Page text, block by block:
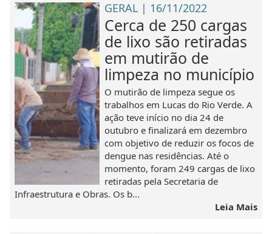
GERAL | 16/11/2022
Cerca de 250 cargas
de lixo são retiradas
em mutirão de
limpeza no município
O mutirão de limpeza segue os
trabalhos em Lucas do Rio Verde. A
ação teve início no dia 24 de
outubro e finalizará em dezembro
com objetivo de reduzir os focos de
dengue nas residências. Até o
momento, foram 249 cargas de lixo
retiradas pela Secretaria de
Infraestrutura e Obras. Os b...
Leia Mais